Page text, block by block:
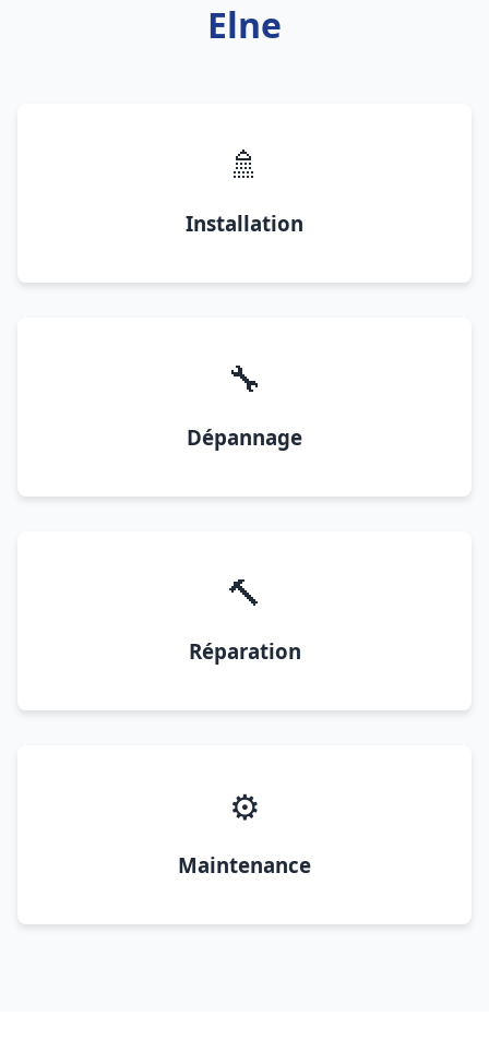
Elne
🚿
Installation
🔧
Dépannage
🔨
Réparation
⚙️
Maintenance